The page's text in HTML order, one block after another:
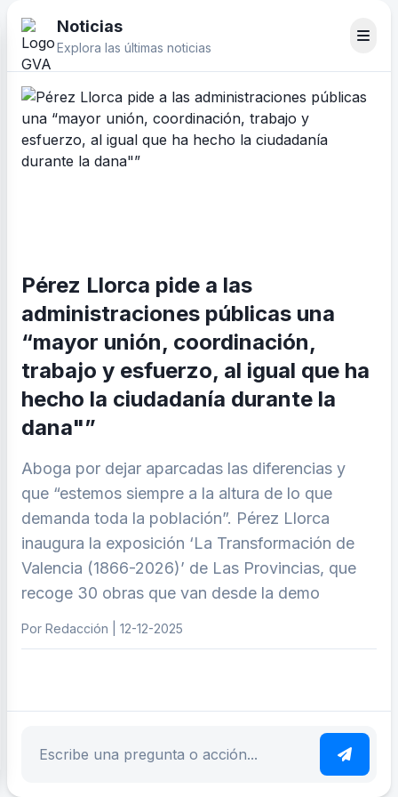
Noticias
Explora las últimas noticias
Pérez Llorca pide a las
administraciones públicas una
“mayor unión, coordinación,
trabajo y esfuerzo, al igual que ha
hecho la ciudadanía durante la
dana"”
Aboga por dejar aparcadas las diferencias y
que “estemos siempre a la altura de lo que
demanda toda la población”. Pérez Llorca
inaugura la exposición ‘La Transformación de
Valencia (1866-2026)’ de Las Provincias, que
recoge 30 obras que van desde la demo
Por Redacción | 12-12-2025
Escribe tu pregunta